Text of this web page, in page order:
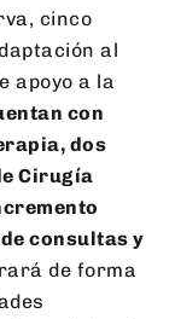
cinco
al
apoyo a la
con
dos
Cirugía
consultas y
de forma